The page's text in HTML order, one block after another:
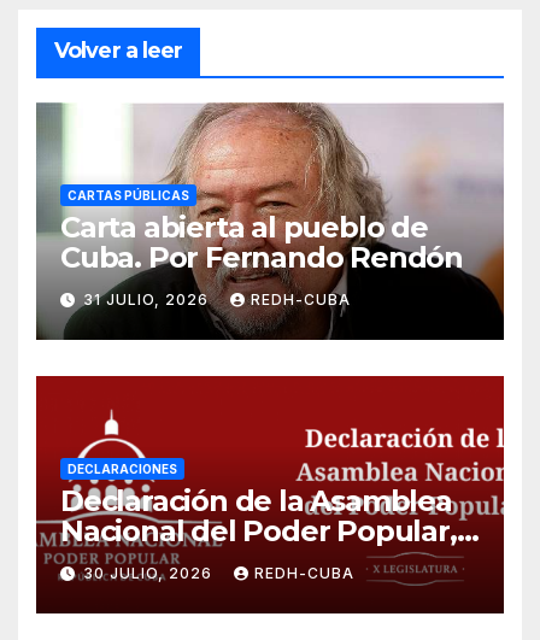
Volver a leer
CARTAS PÚBLICAS
Carta abierta al pueblo de
Cuba. Por Fernando Rendón
31 JULIO, 2026 REDH-CUBA
DECLARACIONES
Declaración de la Asamblea
Nacional del Poder Popular,
¡Cesen el cerco energético y
el castigo colectivo al pueblo
cubano!
30 JULIO, 2026 REDH-CUBA